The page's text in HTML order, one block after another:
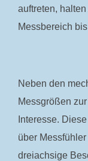
auftreten,
Messbereich
Neben den
Messgrößen
Interesse.
über
dreiachsige